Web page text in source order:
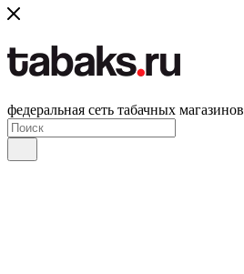
федеральная сеть табачных магазинов